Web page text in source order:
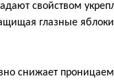
свойством
глазные
снижает